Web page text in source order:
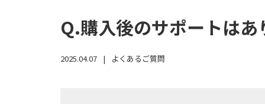
Q.購入後のサポートはあ
2025.04.07 よくあるご質問